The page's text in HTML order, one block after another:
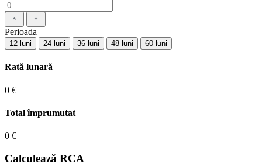
Perioada
12 luni 24 luni 36 luni 48 luni 60 luni
Rată lunară
0 €
Total împrumutat
0 €
Calculează RCA